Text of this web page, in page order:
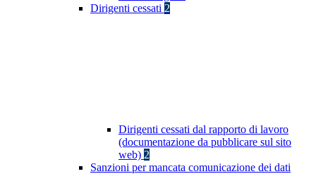
Dirigenti cessati 2
Dirigenti cessati dal rapporto di lavoro
(documentazione da pubblicare sul sito
web) 2
Sanzioni per mancata comunicazione dei dati